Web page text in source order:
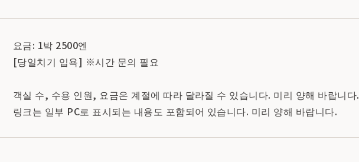
요금: 1박 2500엔
[당일치기 입욕] ※시간 문의 필요
객실 수, 수용 인원, 요금은 계절에 따라 달라질 수 있습니다. 미리 양해 바랍니다.
링크는 일부 PC로 표시되는 내용도 포함되어 있습니다. 미리 양해 바랍니다.